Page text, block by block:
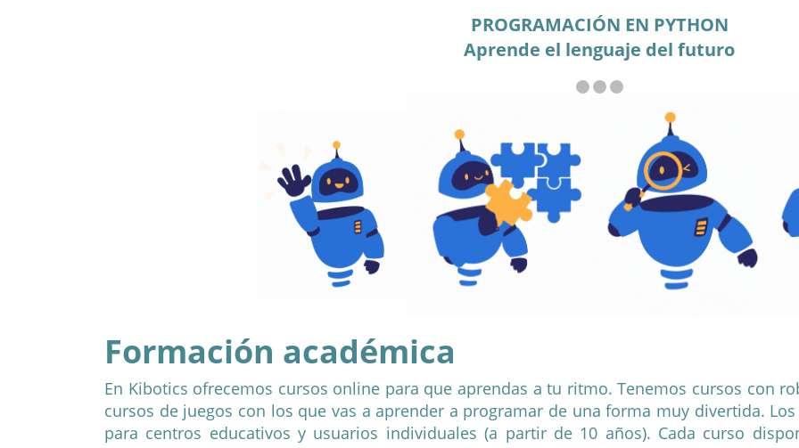
Formación académica
cursos de juegos con los que vas a aprender a programar de una forma muy divertida.
para centros educativos y usuarios individuales (a partir de 10 años).
realizarlo. Damos soporte a los docentes para que puedan impartir en sus aulas los
Python.